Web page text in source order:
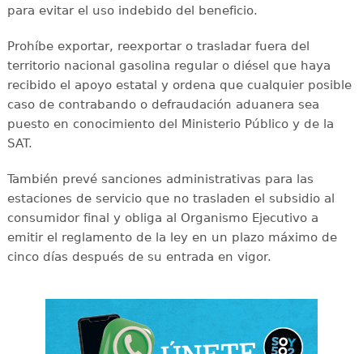
para evitar el uso indebido del beneficio.
Prohíbe exportar, reexportar o trasladar fuera del
territorio nacional gasolina regular o diésel que haya
recibido el apoyo estatal y ordena que cualquier posible
caso de contrabando o defraudación aduanera sea
puesto en conocimiento del Ministerio Público y de la
SAT.
También prevé sanciones administrativas para las
estaciones de servicio que no trasladen el subsidio al
consumidor final y obliga al Organismo Ejecutivo a
emitir el reglamento de la ley en un plazo máximo de
cinco días después de su entrada en vigor.